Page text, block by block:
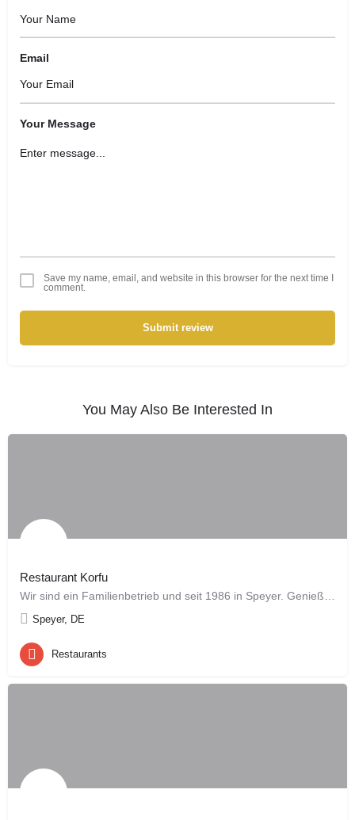
Email
Your Message
Save my name, email, and website in this browser for the next time I
comment.
Submit review
You May Also Be Interested In
Restaurant Korfu
Speyer, DE
Restaurants